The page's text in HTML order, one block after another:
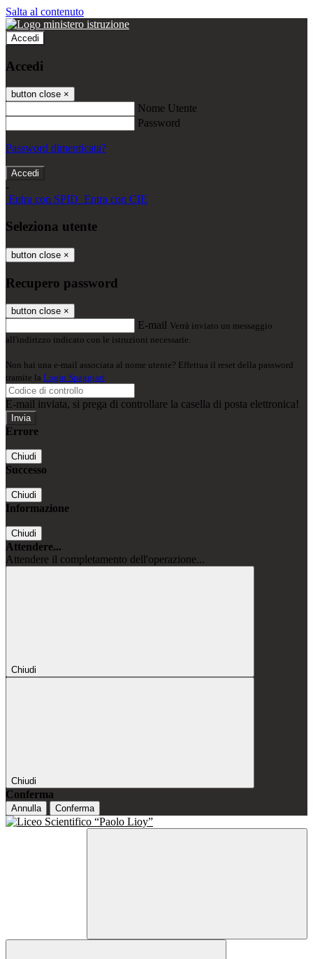
Salta al contenuto
Accedi
Accedi
button close ×
Nome Utente
Password
Password dimenticata?
-
Entra con SPID Entra con CIE
Seleziona utente
button close ×
Recupero password
button close ×
E-mail Verrà inviato un messaggio
all'indirizzo indicato con le istruzioni necessarie.
Non hai una e-mail associata al nome utente? Effettua il reset della password
tramite la Login Spaggiari
E-mail inviata, si prega di controllare la casella di posta elettronica!
Errore
Chiudi
Successo
Chiudi
Informazione
Chiudi
Attendere...
Attendere il completamento dell'operazione...
Chiudi
Chiudi
Conferma
Annulla Conferma